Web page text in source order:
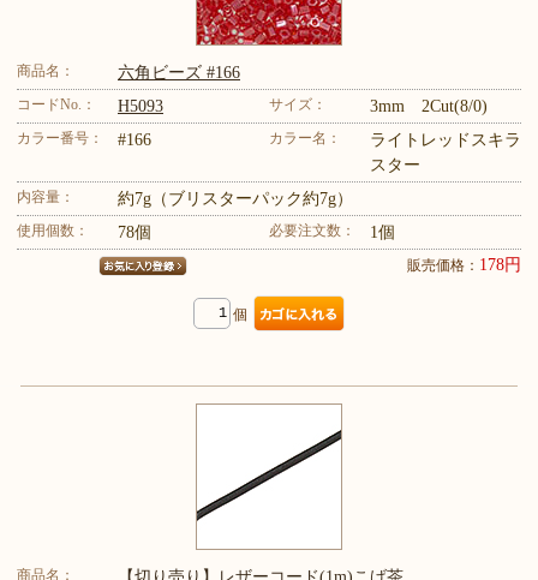
商品名： 六角ビーズ #166
コードNo.： H5093 サイズ： 3mm 2Cut(8/0)
カラー番号： #166 カラー名：
ライトレッドスキラ
スター
内容量： 約7g（ブリスターパック約7g）
使用個数： 78個 必要注文数： 1個
販売価格： 178円
個
商品名：